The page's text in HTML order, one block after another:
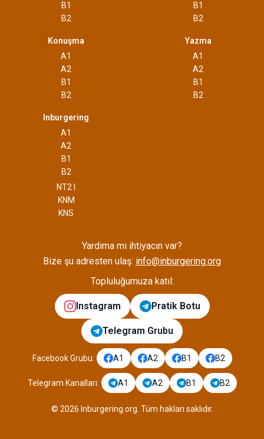
B1
B2
B1
B2
Konuşma
A1
A2
B1
B2
Yazma
A1
A2
B1
B2
Inburgering
A1
A2
B1
B2
NT2 I
KNM
KNS
Yardıma mı ihtiyacın var?
Bize şu adresten ulaş: info@inburgering.org
Topluluğumuza katıl:
Instagram Pratik Botu
Telegram Grubu
Facebook Grubu: A1 A2 B1 B2
Telegram Kanalları: A1 A2 B1 B2
© 2026 Inburgering.org Tüm hakları saklıdır.